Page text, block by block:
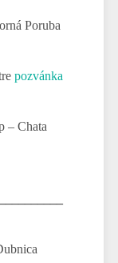
Poruba
pozvánka
– Chata